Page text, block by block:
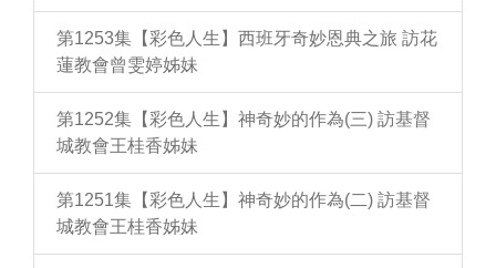
第1253集【彩色人生】西班牙奇妙恩典之旅 訪花
蓮教會曾雯婷姊妹
第1252集【彩色人生】神奇妙的作為(三) 訪基督
城教會王桂香姊妹
第1251集【彩色人生】神奇妙的作為(二) 訪基督
城教會王桂香姊妹